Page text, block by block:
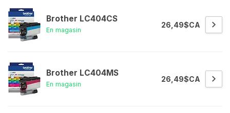
Brother LC404CS
En magasin
26,49$CA
Brother LC404MS
En magasin
26,49$CA